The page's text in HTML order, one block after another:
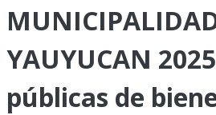
YAUYUCAN
públicas de